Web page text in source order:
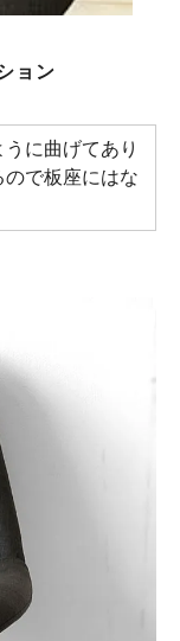
ョン
に曲げてあり
で板座にはな